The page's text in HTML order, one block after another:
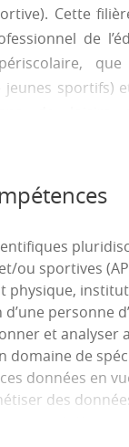
Cette
de
sportifs)
actions
ou sportives
physique,
personne
et analyser
domaine de
données en
des